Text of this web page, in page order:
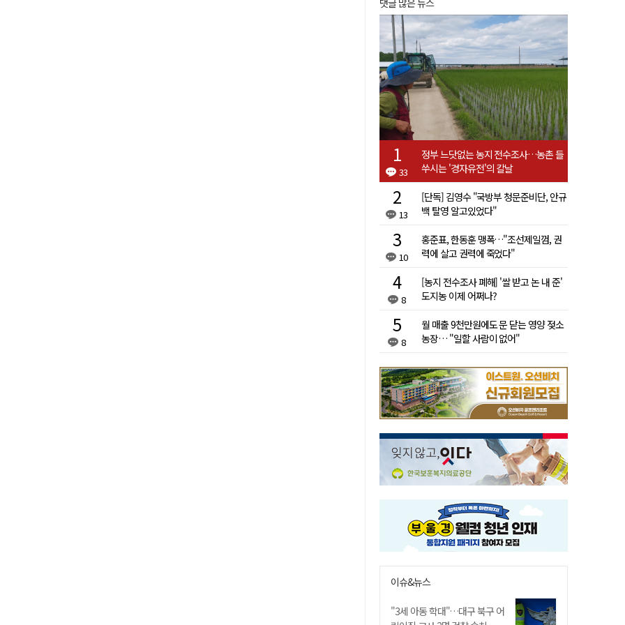
댓글 많은 뉴스
33
정부 느닷없는 농지 전수조사…농촌 들
쑤시는 '경자유전'의 칼날
13
[단독] 김영수 "국방부 청문준비단, 안규
백 탈영 알고있었다"
10
홍준표, 한동훈 맹폭…"조선제일껌, 권
력에 살고 권력에 죽었다"
8
[농지 전수조사 폐해] '쌀 받고 논 내 준'
도지농 이제 어쩌나?
8
월 매출 9천만원에도 문 닫는 영양 젖소
농장… "일할 사람이 없어"
이슈&뉴스
"3세 아동 학대"…대구 북구 어